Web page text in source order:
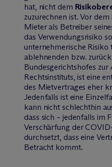
hat, nicht dem
zuzurechnen ist. Vor
Mieter als Betreiber
das Verwendungsrisiko
unternehmerische
ablehnenden bzw.
Bundesgerichtshofes zur
Rechtsinstituts, ist eine
des Mietvertrages eher
Jedenfalls ist eine
kann nicht schlechthin
dass sich – jedenfalls im
Verschärfung der
durchsetzt, dass eine
Betracht kommt.